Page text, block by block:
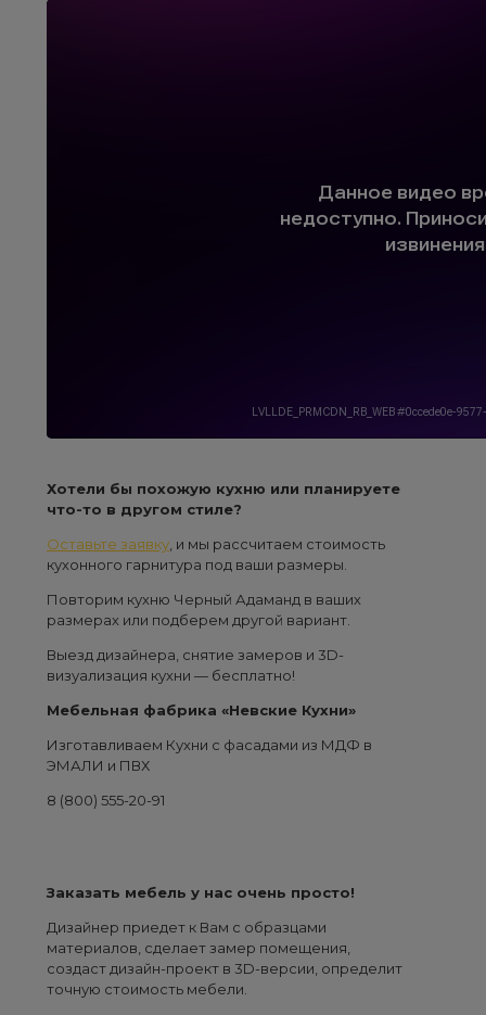
Хотели бы похожую кухню или планируете
что-то в другом стиле?
Оставьте заявку , и мы рассчитаем стоимость
кухонного гарнитура под ваши размеры.
Повторим кухню Черный Адаманд в ваших
размерах или подберем другой вариант.
Выезд дизайнера, снятие замеров и 3D-
визуализация кухни — бесплатно!
Мебельная фабрика «Невские Кухни»
Изготавливаем Кухни с фасадами из МДФ в
ЭМАЛИ и ПВХ
8 (800) 555-20-91
Заказать мебель у нас очень просто!
Дизайнер приедет к Вам с образцами
материалов, сделает замер помещения,
создаст дизайн-проект в 3D-версии, определит
точную стоимость мебели.